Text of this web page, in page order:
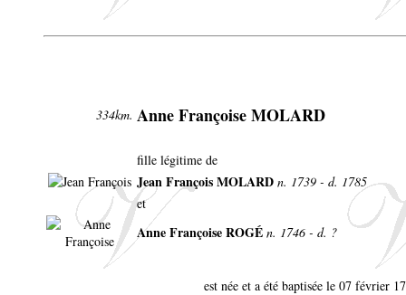
334km. Anne Françoise MOLARD
fille légitime de
Jean François MOLARD n. 1739 - d. 1785
et
Anne Françoise ROGÉ n. 1746 - d. ?
est née et a été baptisée le 07 février